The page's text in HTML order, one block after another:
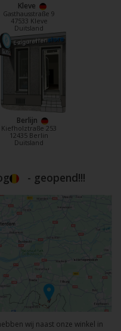
Kleve
Gasthausstraße 9
47533 Kleve
Duitsland
Berlijn
Kiefholztraße 253
12435 Berlin
Duitsland
- geopend!!!
wij naast onze winkel in